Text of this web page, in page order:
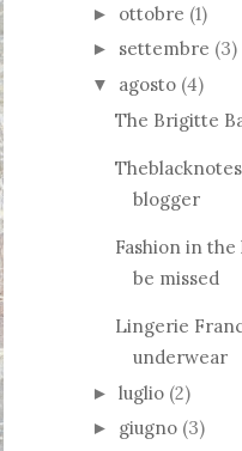
► ottobre (1)
► settembre (3)
▼ agosto (4)
The Brigitte
blogger
Fashion in
be missed
Lingerie
underwear
► luglio (2)
► giugno (3)